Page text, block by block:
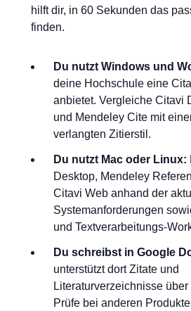
hilft dir, in 60 Sekunden das
finden.
Du nutzt Windows und
deine Hochschule eine
anbietet. Vergleiche Citavi
und Mendeley Cite mit
verlangten Zitierstil.
Du nutzt Mac oder Linux:
Desktop, Mendeley
Citavi Web anhand der
Systemanforderungen
und Textverarbeitungs-
Du schreibst in Google
unterstützt dort Zitate und
Literaturverzeichnisse
Prüfe bei anderen